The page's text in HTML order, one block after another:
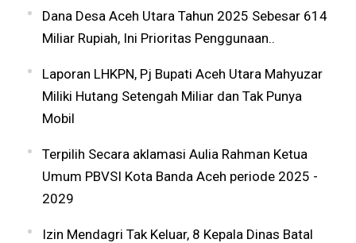
Dana Desa Aceh Utara Tahun 2025 Sebesar 614
Miliar Rupiah, Ini Prioritas Penggunaan..
Laporan LHKPN, Pj Bupati Aceh Utara Mahyuzar
Miliki Hutang Setengah Miliar dan Tak Punya
Mobil
Terpilih Secara aklamasi Aulia Rahman Ketua
Umum PBVSI Kota Banda Aceh periode 2025 -
2029
Izin Mendagri Tak Keluar, 8 Kepala Dinas Batal